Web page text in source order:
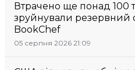
Втрачено ще понад 100
зруйнували резервний
BookChef
05 серпня 2026 21:09